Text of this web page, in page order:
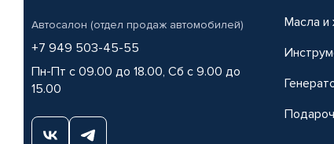
Автосалон (отдел продаж автомобилей)
+7 949 503-45-55
Пн-Пт с 09.00 до 18.00, Сб с 9.00 до
15.00
Масла и